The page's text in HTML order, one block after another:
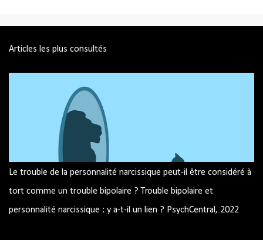
Articles les plus consultés
Le trouble de la personnalité narcissique peut-il être considéré à
tort comme un trouble bipolaire ? Trouble bipolaire et
personnalité narcissique : y a-t-il un lien ? PsychCentral, 2022